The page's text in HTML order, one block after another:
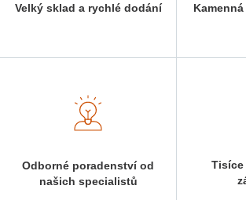
Velký sklad a rychlé dodání
Odborné poradenství od
našich specialistů